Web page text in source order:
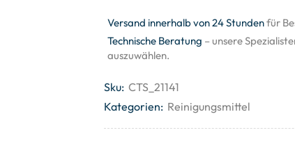
Versand innerhalb von 24 Stundenfür
Technische Beratung – unsere
auszuwählen.
Sku: CTS_21141
Kategorien: Reinigungsmittel